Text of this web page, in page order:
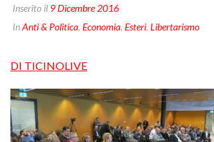
Inserito il 9 Dicembre 2016
InAnti & Politica, Economia, Esteri, Libertarismo
DI TICINOLIVE